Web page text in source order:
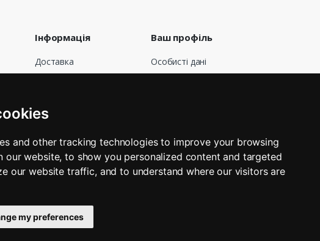
and other tracking technologies to improve your browsing
our website, to show you personalized content and targeted
our website traffic, and to understand where our visitors are
my preferences
Інформація
Доставка
Договір публічної
Оплата
Повернення і обмін
Графік роботи
Зв’яжіться з нами
Ваш профіль
Особисті дані
Замовлення
ЗВ'ЯЗКУ